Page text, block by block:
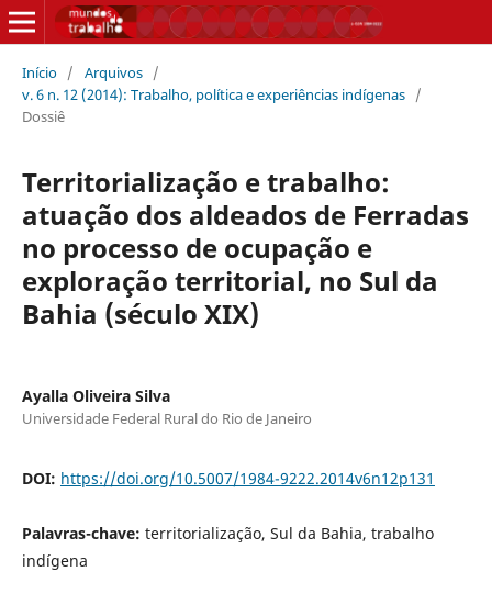
Início / Arquivos /
v. 6 n. 12 (2014): Trabalho, política e experiências indígenas /
Dossiê
Territorialização e trabalho:
atuação dos aldeados de Ferradas
no processo de ocupação e
exploração territorial, no Sul da
Bahia (século XIX)
Ayalla Oliveira Silva
Universidade Federal Rural do Rio de Janeiro
DOI: https://doi.org/10.5007/1984-9222.2014v6n12p131
Palavras-chave: territorialização, Sul da Bahia, trabalho
indígena